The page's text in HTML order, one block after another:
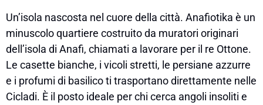
Un’isola nascosta nel cuore della città. Anafiotika è un
minuscolo quartiere costruito da muratori originari
dell’isola di Anafi, chiamati a lavorare per il re Ottone.
Le casette bianche, i vicoli stretti, le persiane azzurre
e i profumi di basilico ti trasportano direttamente nelle
Cicladi. È il posto ideale per chi cerca angoli insoliti e